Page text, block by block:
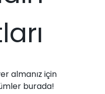
almanız için
burada!